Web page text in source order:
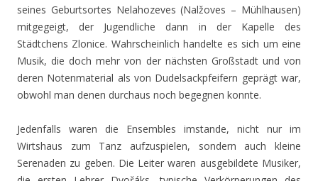
seines Geburtsortes Nelahozeves (Nalžoves – Mühlhausen)
mitgegeigt, der Jugendliche dann in der Kapelle des
Städtchens Zlonice. Wahrscheinlich handelte es sich um eine
Musik, die doch mehr von der nächsten Großstadt und von
deren Notenmaterial als von Dudelsackpfeifern geprägt war,
obwohl man denen durchaus noch begegnen konnte.
Jedenfalls waren die Ensembles imstande, nicht nur im
Wirtshaus zum Tanz aufzuspielen, sondern auch kleine
Serenaden zu geben. Die Leiter waren ausgebildete Musiker,